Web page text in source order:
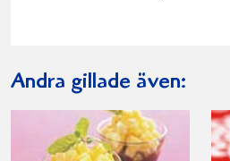
Andra gillade även: